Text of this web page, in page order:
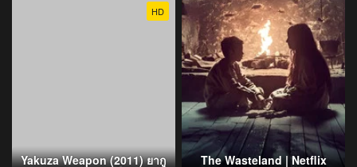
HD
Yakuza Weapon (2011) ยากู The Wasteland | Netflix